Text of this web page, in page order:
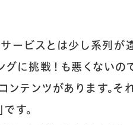
サービスとは少し系列が
グに挑戦！も悪くない
テンツがあります。それ
」です。